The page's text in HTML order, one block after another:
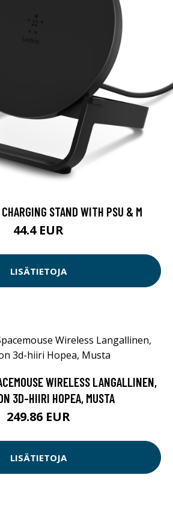
STAND WITH PSU & M
44.4 EUR
LISÄTIETOJA
WIRELESS LANGALLINEN,
3D-HIIRI HOPEA, MUSTA
249.86 EUR
LISÄTIETOJA